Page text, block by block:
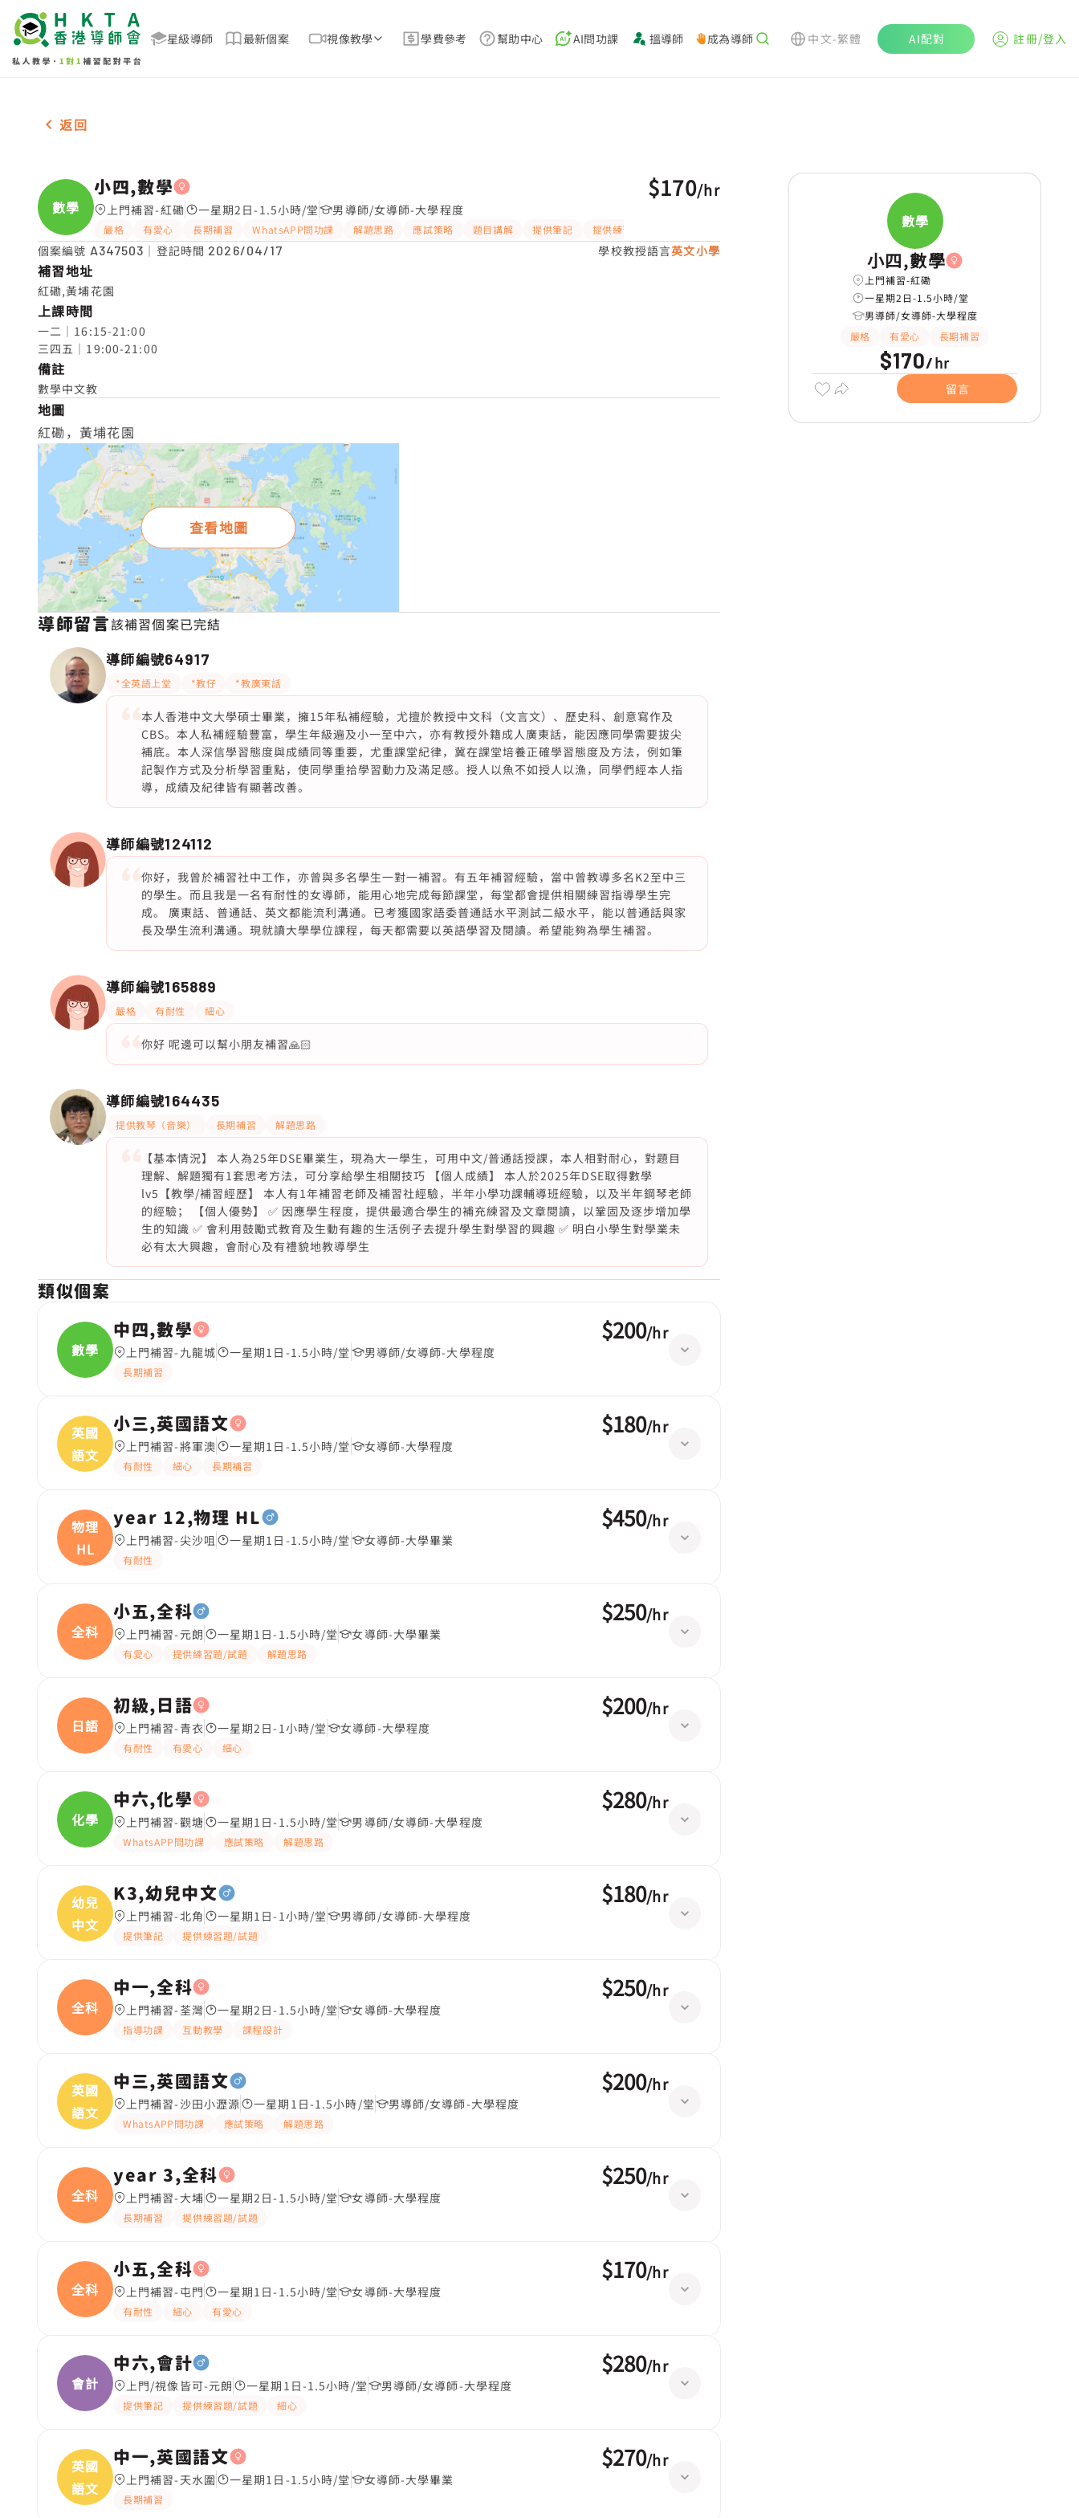
星級導師 最新個案 視像教學 學費參考 幫助中心 AI問功課 搵導師 成為導師 中文-繁體 AI配對 註冊/登入
女-1名 小四,數學，紅磡 補習推介
返回
數學
小四,數學
上門補習-紅磡 一星期2日-1.5小時/堂 男導師/女導師-大學程度
嚴格 有愛心 長期補習 WhatsAPP問功課 解題思路 應試策略 題目講解 提供筆記 提供練習題/試題
$170/hr
個案編號 A347503 ｜登記時間 2026/04/17 學校教授語言英文小學
補習地址
紅磡,黃埔花園
上課時間
一二｜16:15-21:00
三四五｜19:00-21:00
備註
數學中文教
地圖
紅磡，黃埔花園
查看地圖
導師留言該補習個案已完結
導師編號64917
*全英語上堂 *教仔 *教廣東話
本人香港中文大學碩士畢業，擁15年私補經驗，尤擅於教授中文科（文言文）、歷史科、創意寫作及
CBS。本人私補經驗豐富，學生年級遍及小一至中六，亦有教授外籍成人廣東話，能因應同學需要拔尖
補底。本人深信學習態度與成績同等重要，尤重課堂紀律，冀在課堂培養正確學習態度及方法，例如筆
記製作方式及分析學習重點，使同學重拾學習動力及滿足感。授人以魚不如授人以漁，同學們經本人指
導，成績及紀律皆有顯著改善。
導師編號124112
你好，我曾於補習社中工作，亦曾與多名學生一對一補習。有五年補習經驗，當中曾教導多名K2至中三
的學生。而且我是一名有耐性的女導師，能用心地完成每節課堂，每堂都會提供相關練習指導學生完
成。 廣東話、普通話、英文都能流利溝通。已考獲國家語委普通話水平測試二級水平，能以普通話與家
長及學生流利溝通。現就讀大學學位課程，每天都需要以英語學習及閱讀。希望能夠為學生補習。
導師編號165889
嚴格 有耐性 細心
你好 呢邊可以幫小朋友補習🙏🏻
導師編號164435
提供教琴（音樂） 長期補習 解題思路
【基本情況】 本人為25年DSE畢業生，現為大一學生，可用中文/普通話授課，本人相對耐心，對題目
理解、解題獨有1套思考方法，可分享給學生相關技巧 【個人成績】 本人於2025年DSE取得數學
lv5【教學/補習經歷】 本人有1年補習老師及補習社經驗，半年小學功課輔導班經驗，以及半年鋼琴老師
的經驗； 【個人優勢】 ✅ 因應學生程度，提供最適合學生的補充練習及文章閱讀，以鞏固及逐步增加學
生的知識 ✅ 會利用鼓勵式教育及生動有趣的生活例子去提升學生對學習的興趣 ✅ 明白小學生對學業未
必有太大興趣，會耐心及有禮貌地教導學生
類似個案
數學
中四,數學
上門補習-九龍城 一星期1日-1.5小時/堂 男導師/女導師-大學程度
長期補習
$200/hr
英國
語文
小三,英國語文
上門補習-將軍澳 一星期1日-1.5小時/堂 女導師-大學程度
有耐性 細心 長期補習
$180/hr
物理
HL
year 12,物理 HL
上門補習-尖沙咀 一星期1日-1.5小時/堂 女導師-大學畢業
有耐性
$450/hr
全科
小五,全科
上門補習-元朗 一星期1日-1.5小時/堂 女導師-大學畢業
有愛心 提供練習題/試題 解題思路
$250/hr
日語
初級,日語
上門補習-青衣 一星期2日-1小時/堂 女導師-大學程度
有耐性 有愛心 細心
$200/hr
化學
中六,化學
上門補習-觀塘 一星期1日-1.5小時/堂 男導師/女導師-大學程度
WhatsAPP問功課 應試策略 解題思路
$280/hr
幼兒
中文
K3,幼兒中文
上門補習-北角 一星期1日-1小時/堂 男導師/女導師-大學程度
提供筆記 提供練習題/試題
$180/hr
全科
中一,全科
上門補習-荃灣 一星期2日-1.5小時/堂 女導師-大學程度
指導功課 互動教學 課程設計
$250/hr
英國
語文
中三,英國語文
上門補習-沙田小瀝源 一星期1日-1.5小時/堂 男導師/女導師-大學程度
WhatsAPP問功課 應試策略 解題思路
$200/hr
全科
year 3,全科
上門補習-大埔 一星期2日-1.5小時/堂 女導師-大學程度
長期補習 提供練習題/試題
$250/hr
全科
小五,全科
上門補習-屯門 一星期1日-1.5小時/堂 女導師-大學程度
有耐性 細心 有愛心
$170/hr
會計
中六,會計
上門/視像皆可-元朗 一星期1日-1.5小時/堂 男導師/女導師-大學程度
提供筆記 提供練習題/試題 細心
$280/hr
英國
語文
中一,英國語文
上門補習-天水圍 一星期1日-1.5小時/堂 女導師-大學畢業
長期補習
$270/hr
數學
小四,數學
上門補習-紅磡
一星期2日-1.5小時/堂
男導師/女導師-大學程度
嚴格
有愛心 長期補習
$170/hr
留言